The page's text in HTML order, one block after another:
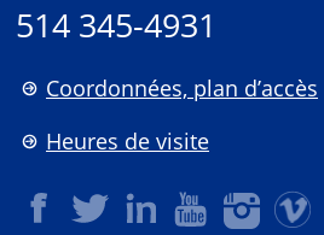
514 345-4931
Coordonnées, plan d’accès
Heures de visite